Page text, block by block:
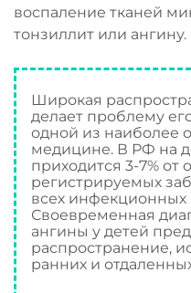
воспаление тканей
тонзиллит или ангину.
Широкая
делает проблему
одной из наиболее
медицине. В РФ на
приходится 3-7% от
регистрируемых
всех инфекционных
Своевременная
ангины у детей
распространение,
ранних и